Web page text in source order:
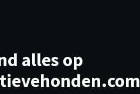
alles op